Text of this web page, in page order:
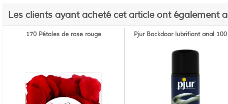
Les clients ayant acheté cet article ont également
170 Pétales de rose rouge Pjur Backdoor lubrifiant anal